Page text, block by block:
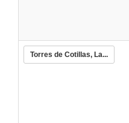
Torres de Cotillas, La...